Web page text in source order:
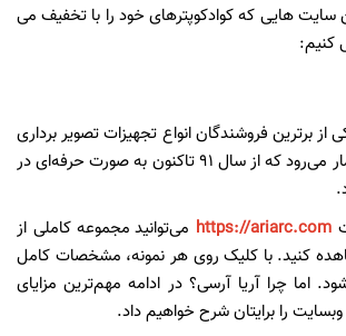
از برترین سایت هایی که کوادکوپترهای خود را با تخفیف می
کنیم:
برترین فروشندگان انواع تجهیزات تصویر برداری
مانند کوادکوپتر به شمار می‌رود که از سال ۹۱ تاکنون به صورت حرفه‌ای در
https://ariarc.com می‌توانید مجموعه کاملی از
کنید. با کلیک روی هر نمونه، مشخصات کامل
اما چرا آریا آرسی؟ در ادامه مهم‌ترین مزایای
وبسایت را برایتان شرح خواهیم داد.